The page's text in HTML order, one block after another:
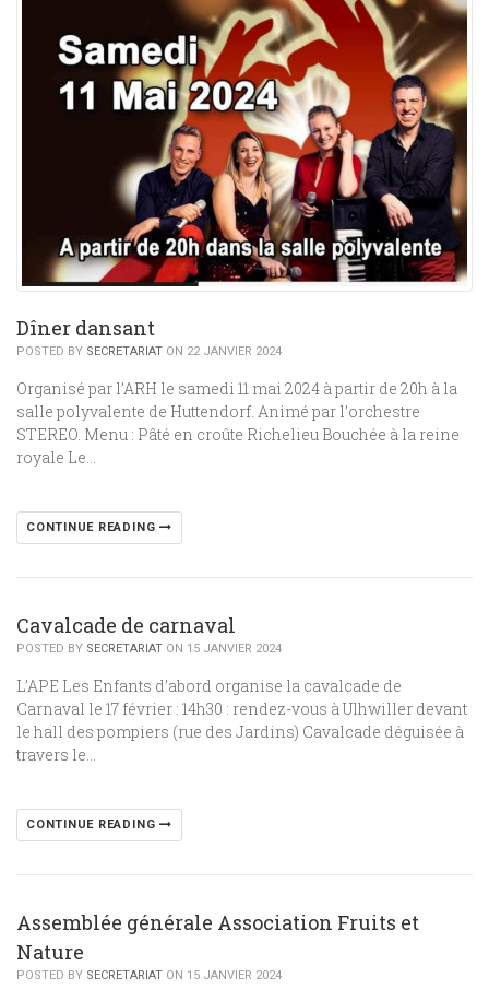
Dîner dansant
POSTED BY SECRETARIAT ON 22 JANVIER 2024
Organisé par l’ARH le samedi 11 mai 2024 à partir de 20h à la
salle polyvalente de Huttendorf. Animé par l’orchestre
STEREO. Menu : Pâté en croûte Richelieu Bouchée à la reine
royale Le…
CONTINUE READING
Cavalcade de carnaval
POSTED BY SECRETARIAT ON 15 JANVIER 2024
L’APE Les Enfants d’abord organise la cavalcade de
Carnaval le 17 février : 14h30 : rendez-vous à Ulhwiller devant
le hall des pompiers (rue des Jardins) Cavalcade déguisée à
travers le…
CONTINUE READING
Assemblée générale Association Fruits et
Nature
POSTED BY SECRETARIAT ON 15 JANVIER 2024